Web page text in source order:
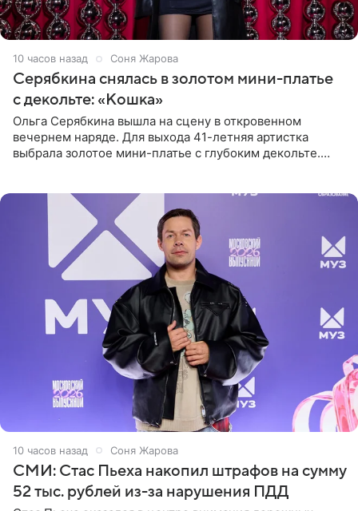
10 часов назад Соня Жарова
Серябкина снялась в золотом мини-платье
с декольте: «Кошка»
Ольга Серябкина вышла на сцену в откровенном
вечернем наряде. Для выхода 41-летняя артистка
выбрала золотое мини-платье с глубоким декольте.
10 часов назад Соня Жарова
СМИ: Стас Пьеха накопил штрафов на сумму
52 тыс. рублей из-за нарушения ПДД